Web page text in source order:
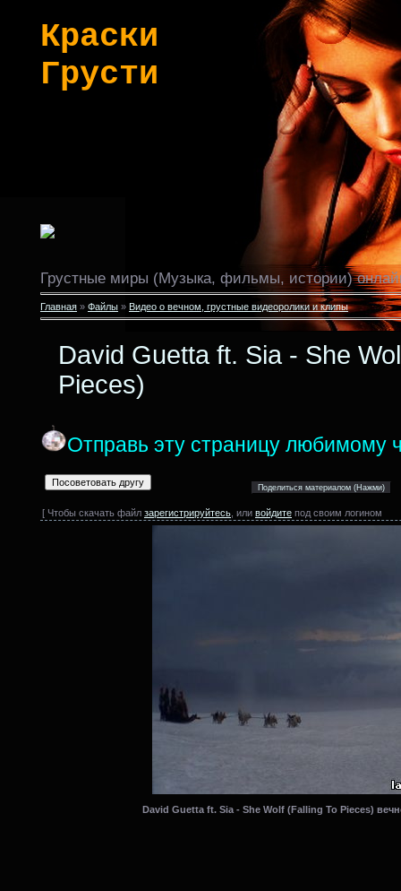
Краски
Грусти
Грустные миры (Музыка, фильмы, истории)
Главная » Файлы » Видео о вечном, грустные видеоролики и клипы
David Guetta ft. Sia - She
Pieces)
Отправь эту страницу любимому
[ Чтобы скачать файл зарегистрируйтесь , или войдите под своим логином
David Guetta ft. Sia - She Wolf (Falling To Pieces)